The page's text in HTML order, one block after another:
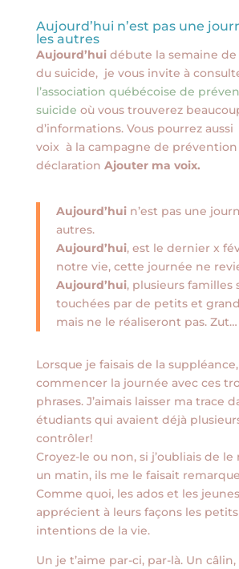
Aujourd’hui n’est pas une
les autres
Aujourd’huidébute la semaine
du suicide, je vous invite à
l’association québécoise de
suicide où vous trouverez
d’informations. Vous pourrez
voix à la campagne de
déclaration Ajouter ma voix.
Aujourd’huin’est pas une
autres.
Aujourd’hui, est le dernier x
notre vie, cette journée ne
Aujourd’hui, plusieurs familles
touchées par de petits et
mais ne le réaliseront pas. Zut…
Lorsque je faisais de la suppléance,
commencer la journée avec ces
phrases. J’aimais laisser ma trace
étudiants qui avaient déjà
contrôler!
Croyez-le ou non, si j’oubliais de
un matin, ils me le faisait
Comme quoi, les ados et les
apprécient à leurs façons les
intentions de la vie.
Un je t’aime par-ci, par-là. Un